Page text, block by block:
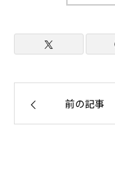
前の記事